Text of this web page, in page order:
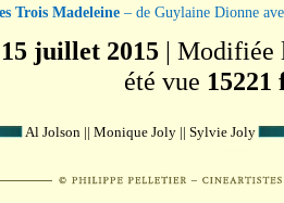
Trois Madeleine – de Guylaine Dionne
15 juillet 2015 |
été vue 15221
Al Jolson || Monique Joly || Sylvie Joly